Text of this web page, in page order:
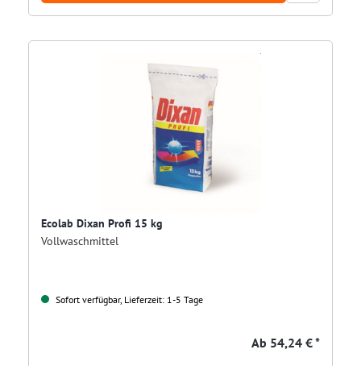
Ecolab Dixan Profi 15 kg
Vollwaschmittel
Sofort verfügbar, Lieferzeit: 1-5 Tage
Ab 54,24 € *